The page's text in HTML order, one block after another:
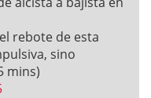
rebote de esta
sino
mins)